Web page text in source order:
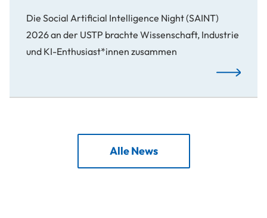
Die Social Artificial Intelligence Night (SAINT)
2026 an der USTP brachte Wissenschaft, Industrie
und KI-Enthusiast*innen zusammen
Von der
Alle News